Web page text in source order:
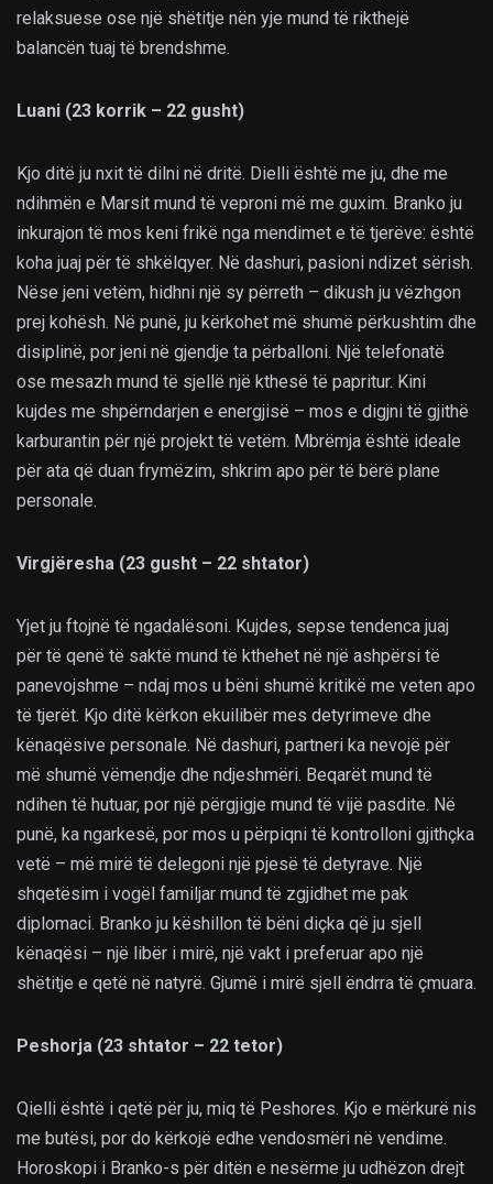
relaksuese ose një shëtitje nën yje mund të rikthejë
balancën tuaj të brendshme.
Luani (23 korrik – 22 gusht)
Kjo ditë ju nxit të dilni në dritë. Dielli është me ju, dhe me
ndihmën e Marsit mund të veproni më me guxim. Branko ju
inkurajon të mos keni frikë nga mendimet e të tjerëve: është
koha juaj për të shkëlqyer. Në dashuri, pasioni ndizet sërish.
Nëse jeni vetëm, hidhni një sy përreth – dikush ju vëzhgon
prej kohësh. Në punë, ju kërkohet më shumë përkushtim dhe
disiplinë, por jeni në gjendje ta përballoni. Një telefonatë
ose mesazh mund të sjellë një kthesë të papritur. Kini
kujdes me shpërndarjen e energjisë – mos e digjni të gjithë
karburantin për një projekt të vetëm. Mbrëmja është ideale
për ata që duan frymëzim, shkrim apo për të bërë plane
personale.
Virgjëresha (23 gusht – 22 shtator)
Yjet ju ftojnë të ngadalësoni. Kujdes, sepse tendenca juaj
për të qenë të saktë mund të kthehet në një ashpërsi të
panevojshme – ndaj mos u bëni shumë kritikë me veten apo
të tjerët. Kjo ditë kërkon ekuilibër mes detyrimeve dhe
kënaqësive personale. Në dashuri, partneri ka nevojë për
më shumë vëmendje dhe ndjeshmëri. Beqarët mund të
ndihen të hutuar, por një përgjigje mund të vijë pasdite. Në
punë, ka ngarkesë, por mos u përpiqni të kontrolloni gjithçka
vetë – më mirë të delegoni një pjesë të detyrave. Një
shqetësim i vogël familjar mund të zgjidhet me pak
diplomaci. Branko ju këshillon të bëni diçka që ju sjell
kënaqësi – një libër i mirë, një vakt i preferuar apo një
shëtitje e qetë në natyrë. Gjumë i mirë sjell ëndrra të çmuara.
Peshorja (23 shtator – 22 tetor)
Qielli është i qetë për ju, miq të Peshores. Kjo e mërkurë nis
me butësi, por do kërkojë edhe vendosmëri në vendime.
Horoskopi i Branko-s për ditën e nesërme ju udhëzon drejt